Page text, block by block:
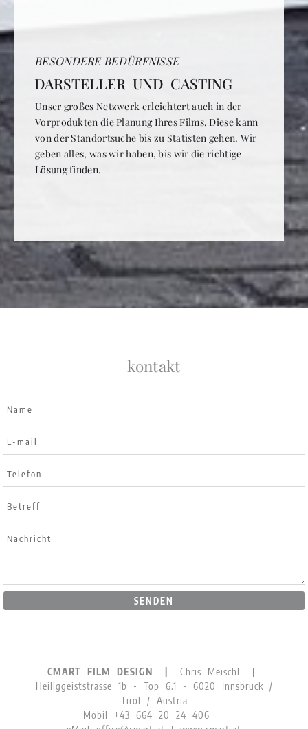
BESONDERE BEDÜRFNISSE
DARSTELLER UND CASTING
Unser großes Netzwerk erleichtert auch in der
Vorprodukten die Planung Ihres Films. Diese kann
von der Standortsuche bis zu Statisten gehen. Wir
geben alles, was wir haben, bis wir die richtige
Lösung finden.
kontakt
SENDEN
CMART FILM DESIGN | Chris Meischl |
Heiliggeiststrasse 1b - Top 6.1 - 6020 Innsbruck /
Tirol / Austria
Mobil +43 664 20 24 406 |